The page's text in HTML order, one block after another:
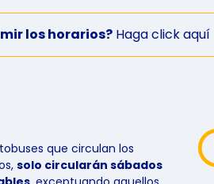
los horarios? Haga click aquí
que circulan los
solo circularán sábados